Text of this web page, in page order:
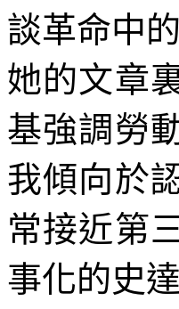
談革命中
她的文章
基強調勞
我傾向於
常接近第
事化的史